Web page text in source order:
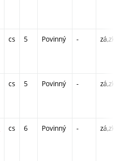
cs 5 Povinný - zá,zk
cs 5 Povinný - zá,zk
cs 6 Povinný - zá,zk